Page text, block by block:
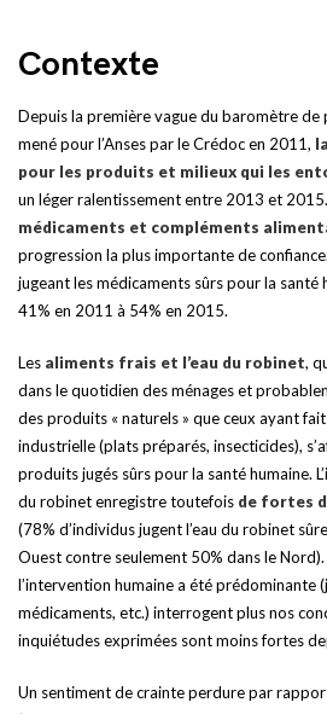
Contexte
Depuis la première vague du baromètre de
mené pour l’Anses par le Crédoc en 2011,
pour les produits et milieux qui les
un léger ralentissement entre 2013 et
médicaments et compléments
progression la plus importante de
jugeant les médicaments sûrs pour la santé
41% en 2011 à 54% en 2015.
Les aliments frais et l’eau du robinet,
dans le quotidien des ménages et
des produits « naturels » que ceux ayant
industrielle (plats préparés, insecticides),
produits jugés sûrs pour la santé humaine.
du robinet enregistre toutefois de fortes
(78% d’individus jugent l’eau du robinet
Ouest contre seulement 50% dans le
l’intervention humaine a été prédominante
médicaments, etc.) interrogent plus nos
inquiétudes exprimées sont moins fortes
Un sentiment de crainte perdure par